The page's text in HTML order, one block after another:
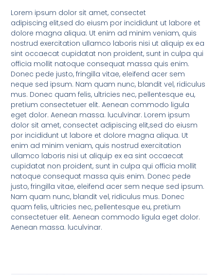
Lorem ipsum dolor sit amet, consectet
adipiscing elit,sed do eiusm por incididunt ut labore et
dolore magna aliqua. Ut enim ad minim veniam, quis
nostrud exercitation ullamco laboris nisi ut aliquip ex ea
sint occaecat cupidatat non proident, sunt in culpa qui
officia mollit natoque consequat massa quis enim.
Donec pede justo, fringilla vitae, eleifend acer sem
neque sed ipsum. Nam quam nunc, blandit vel, ridiculus
mus. Donec quam felis, ultricies nec, pellentesque eu,
pretium consectetuer elit. Aenean commodo ligula
eget dolor. Aenean massa. luculvinar. Lorem ipsum
dolor sit amet, consectet adipiscing elit,sed do eiusm
por incididunt ut labore et dolore magna aliqua. Ut
enim ad minim veniam, quis nostrud exercitation
ullamco laboris nisi ut aliquip ex ea sint occaecat
cupidatat non proident, sunt in culpa qui officia mollit
natoque consequat massa quis enim. Donec pede
justo, fringilla vitae, eleifend acer sem neque sed ipsum.
Nam quam nunc, blandit vel, ridiculus mus. Donec
quam felis, ultricies nec, pellentesque eu, pretium
consectetuer elit. Aenean commodo ligula eget dolor.
Aenean massa. luculvinar.